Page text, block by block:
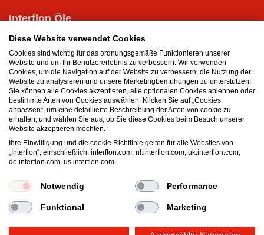
Interflon Öle
Schmieröl für pneumatische Geräte
Schmierstoffe für Getriebe
Ölsprays
Interflon Fette
Hitzebeständige Fette
Schmierfett für extreme Drücke
Schmierfett für niedrige Temperaturen
Wasserbeständiges Fett
Allgemeine Geschäftsbedingungen Datenschutzerklärung
Diese Website verwendet Cookies
Cookies sind wichtig für das ordnungsgemäße Funktionieren unserer
Website und um Ihr Benutzererlebnis zu verbessern. Wir verwenden
Cookies, um die Navigation auf der Website zu verbessern, die Nutzung der
Website zu analysieren und unsere Marketingbemühungen zu unterstützen.
Sie können alle Cookies akzeptieren, alle optionalen Cookies ablehnen oder
bestimmte Arten von Cookies auswählen. Klicken Sie auf „Cookies
anpassen“, um eine detaillierte Beschreibung der Arten von cookie zu
erhalten, und wählen Sie aus, ob Sie diese Cookies beim Besuch unserer
Website akzeptieren möchten.
Ihre Einwilligung und die cookie Richtlinie gelten für alle Websites von
„Interflon“, einschließlich: interflon.com, nl.interflon.com, uk.interflon.com,
de.interflon.com, us.interflon.com.
Notwendig Performance
Funktional Marketing